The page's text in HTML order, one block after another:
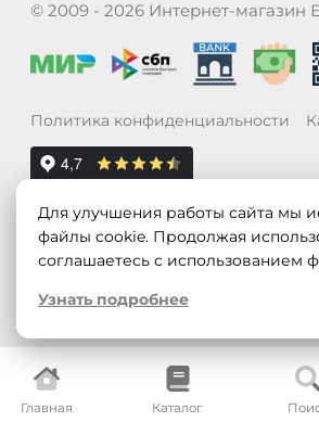
Главная Каталог
© 2009 - 2026 Интернет-
Политика конфиденциальности
Для улучшения работы сайта мы
файлы cookie. Продолжая
соглашаетесь с использованием
Узнать подробнее